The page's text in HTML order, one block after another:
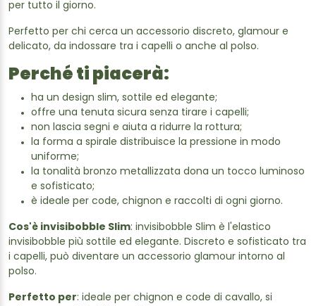
per tutto il giorno.
Perfetto per chi cerca un accessorio discreto, glamour e
delicato, da indossare tra i capelli o anche al polso.
Perché ti piacerà:
ha un design slim, sottile ed elegante;
offre una tenuta sicura senza tirare i capelli;
non lascia segni e aiuta a ridurre la rottura;
la forma a spirale distribuisce la pressione in modo
uniforme;
la tonalità bronzo metallizzata dona un tocco luminoso
e sofisticato;
è ideale per code, chignon e raccolti di ogni giorno.
Cos'è invisibobble Slim: invisibobble Slim è l'elastico
invisibobble più sottile ed elegante. Discreto e sofisticato tra
i capelli, può diventare un accessorio glamour intorno al
polso.
Perfetto per: ideale per chignon e code di cavallo, si